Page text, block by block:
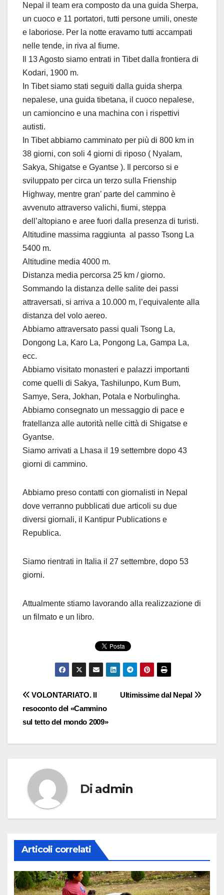
Nepal il team era composto da una guida Sherpa,
un cuoco e 11 portatori, tutti persone umili, oneste
e laboriose. Per la notte eravamo tutti accampati
nelle tende, in riva al fiume.
Il 13 Agosto siamo entrati in Tibet dalla frontiera di
Kodari, 1900 m.
In Tibet siamo stati seguiti dalla guida sherpa
nepalese, una guida tibetana, il cuoco nepalese,
un camioncino e una machina con i rispettivi
autisti.
In Tibet abbiamo camminato per più di 800 km in
38 giorni, con soli 4 giorni di riposo ( Nyalam,
Sakya, Shigatse e Gyantse ). Il percorso si e
sviluppato per circa un terzo sulla Frienship
Highway, mentre gran’ parte del cammino è
avvenuto attraverso valichi, fiumi, steppa
dell’altopiano e aree fuori dalla presenza di turisti.
Altitudine massima raggiunta al passo Tsong La
5400 m.
Altitudine media 4000 m.
Distanza media percorsa 25 km / giorno.
Sommando la distanza delle salite dei passi
attraversati, si arriva a 10.000 m, l’equivalente alla
distanza del volo aereo.
Abbiamo attraversato passi quali Tsong La,
Dongong La, Karo La, Pongong La, Gampa La,
ecc.
Abbiamo visitato monasteri e palazzi importanti
come quelli di Sakya, Tashilunpo, Kum Bum,
Samye, Sera, Jokhan, Potala e Norbulingha.
Abbiamo consegnato un messaggio di pace e
fratellanza alle autorità nelle città di Shigatse e
Gyantse.
Siamo arrivati a Lhasa il 19 settembre dopo 43
giorni di cammino.
Abbiamo preso contatti con giornalisti in Nepal
dove verranno pubblicati due articoli su due
diversi giornali, il Kantipur Publications e
Republica.
Siamo rientrati in Italia il 27 settembre, dopo 53
giorni.
Attualmente stiamo lavorando alla realizzazione di
un filmato e un libro.
Navigazione
articoli
Ultimissime dal Nepal
VOLONTARIATO. Il
resoconto del «Cammino
sul tetto del mondo 2009»
Di admin
Articoli correlati